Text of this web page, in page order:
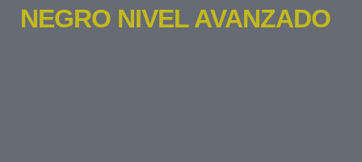
NEGRO NIVEL AVANZADO